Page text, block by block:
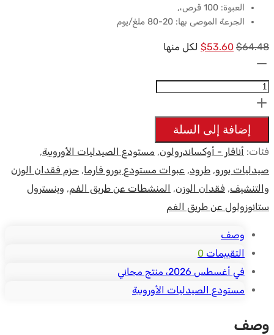
العبوة: 100 قرص،,
الجرعة الموصى بها: 20-80 ملغ/يوم
$64.48
السعر
كان:
$53.60 السعر
هو:
لكل منها
Pack
Euro
Pharmacies
-
Anavar
/
Winstrol
semaines)
إضافة إلى السلة
فئات: أنافار - أوكساندرولون, مستودع الصيدليات الأوروبية,
صيدليات يورو, طرود, عبوات مستودع يورو فارما, حزم فقدان الوزن
والتنشيف, فقدان الوزن, المنشطات عن طريق الفم, وينسترول
ستانوزولول عن طريق الفم
وصف
التقييمات 0
في أغسطس 2026، منتج مجاني
مستودع الصيدليات الأوروبية
وصف